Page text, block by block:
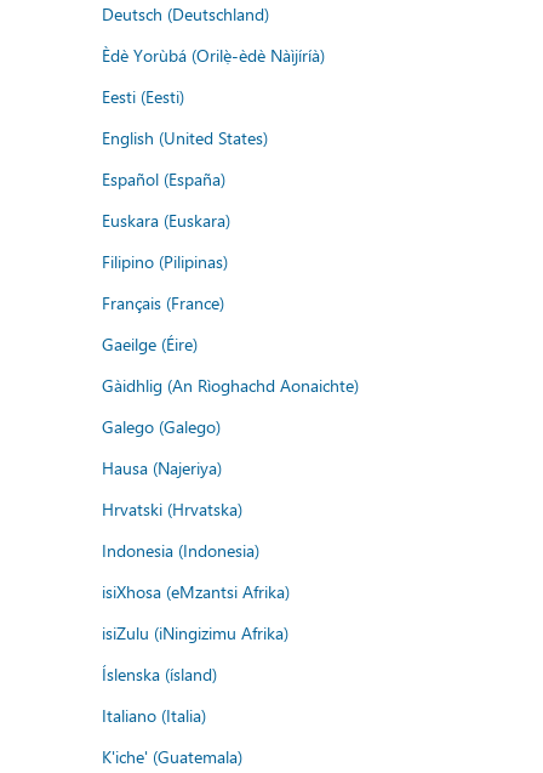
Deutsch (Deutschland)
Èdè Yorùbá (Orilẹ̀-èdè Nàìjíríà)
Eesti (Eesti)
English (United States)
Español (España)
Euskara (Euskara)
Filipino (Pilipinas)
Français (France)
Gaeilge (Éire)
Gàidhlig (An Rìoghachd Aonaichte)
Galego (Galego)
Hausa (Najeriya)
Hrvatski (Hrvatska)
Indonesia (Indonesia)
isiXhosa (eMzantsi Afrika)
isiZulu (iNingizimu Afrika)
Íslenska (ísland)
Italiano (Italia)
K'iche' (Guatemala)